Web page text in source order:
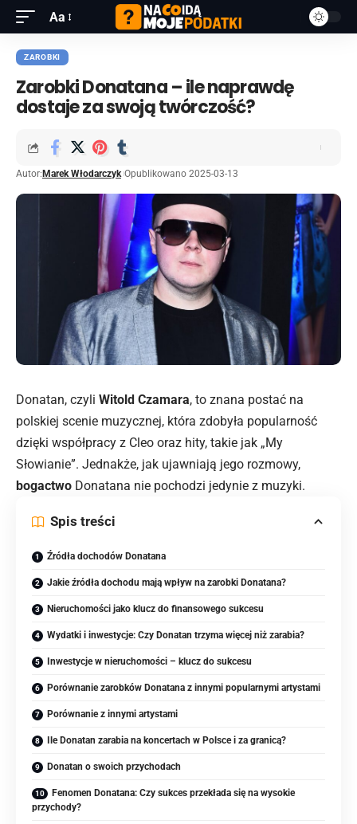
Aa
ZAROBKI
Zarobki Donatana – ile naprawdę
dostaje za swoją twórczość?
Autor: Marek Włodarczyk Opublikowano 2025-03-13
Donatan, czyli Witold Czamara, to znana postać na
polskiej scenie muzycznej, która zdobyła popularność
dzięki współpracy z Cleo oraz hity, takie jak „My
Słowianie”. Jednakże, jak ujawniają jego rozmowy,
bogactwo Donatana nie pochodzi jedynie z muzyki.
Spis treści
Źródła dochodów Donatana
Jakie źródła dochodu mają wpływ na zarobki Donatana?
Nieruchomości jako klucz do finansowego sukcesu
Wydatki i inwestycje: Czy Donatan trzyma więcej niż zarabia?
Inwestycje w nieruchomości – klucz do sukcesu
Porównanie zarobków Donatana z innymi popularnymi artystami
Porównanie z innymi artystami
Ile Donatan zarabia na koncertach w Polsce i za granicą?
Donatan o swoich przychodach
Fenomen Donatana: Czy sukces przekłada się na wysokie
przychody?